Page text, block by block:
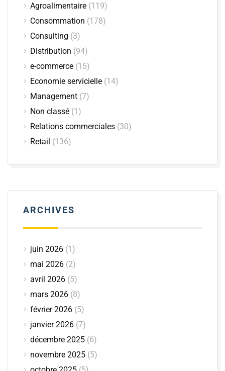
Agroalimentaire (119)
Consommation (178)
Consulting (3)
Distribution (94)
e-commerce (15)
Economie servicielle (14)
Management (7)
Non classé (1)
Relations commerciales (30)
Retail (136)
ARCHIVES
juin 2026 (1)
mai 2026 (2)
avril 2026 (5)
mars 2026 (8)
février 2026 (5)
janvier 2026 (7)
décembre 2025 (6)
novembre 2025 (5)